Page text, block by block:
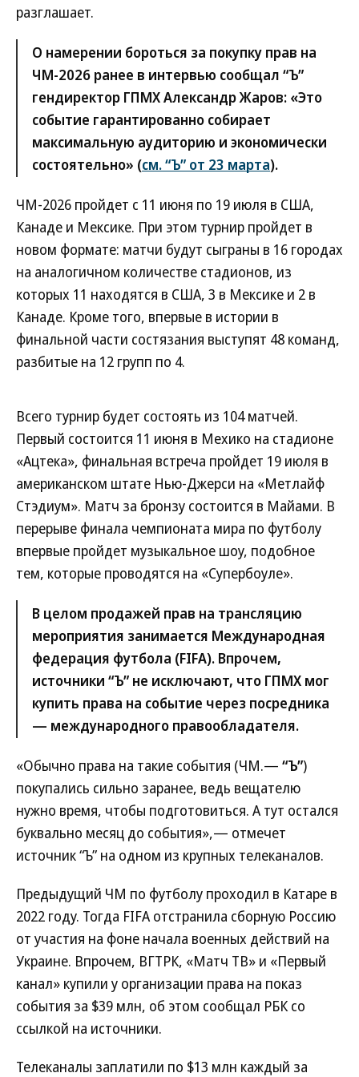
разглашает.
О намерении бороться за покупку прав на
ЧМ-2026 ранее в интервью сообщал “Ъ”
гендиректор ГПМХ Александр Жаров: «Это
событие гарантированно собирает
максимальную аудиторию и экономически
состоятельно» (см. “Ъ” от 23 марта).
ЧМ-2026 пройдет с 11 июня по 19 июля в США,
Канаде и Мексике. При этом турнир пройдет в
новом формате: матчи будут сыграны в 16 городах
на аналогичном количестве стадионов, из
которых 11 находятся в США, 3 в Мексике и 2 в
Канаде. Кроме того, впервые в истории в
финальной части состязания выступят 48 команд,
разбитые на 12 групп по 4.
Всего турнир будет состоять из 104 матчей.
Первый состоится 11 июня в Мехико на стадионе
«Ацтека», финальная встреча пройдет 19 июля в
американском штате Нью-Джерси на «Метлайф
Стэдиум». Матч за бронзу состоится в Майами. В
перерыве финала чемпионата мира по футболу
впервые пройдет музыкальное шоу, подобное
тем, которые проводятся на «Супербоуле».
В целом продажей прав на трансляцию
мероприятия занимается Международная
федерация футбола (FIFA). Впрочем,
источники “Ъ” не исключают, что ГПМХ мог
купить права на событие через посредника
— международного правообладателя.
«Обычно права на такие события (ЧМ.— “Ъ”)
покупались сильно заранее, ведь вещателю
нужно время, чтобы подготовиться. А тут остался
буквально месяц до события»,— отмечет
источник “Ъ” на одном из крупных телеканалов.
Предыдущий ЧМ по футболу проходил в Катаре в
2022 году. Тогда FIFA отстранила сборную Россию
от участия на фоне начала военных действий на
Украине. Впрочем, ВГТРК, «Матч ТВ» и «Первый
канал» купили у организации права на показ
события за $39 млн, об этом сообщал РБК со
ссылкой на источники.
Телеканалы заплатили по $13 млн каждый за